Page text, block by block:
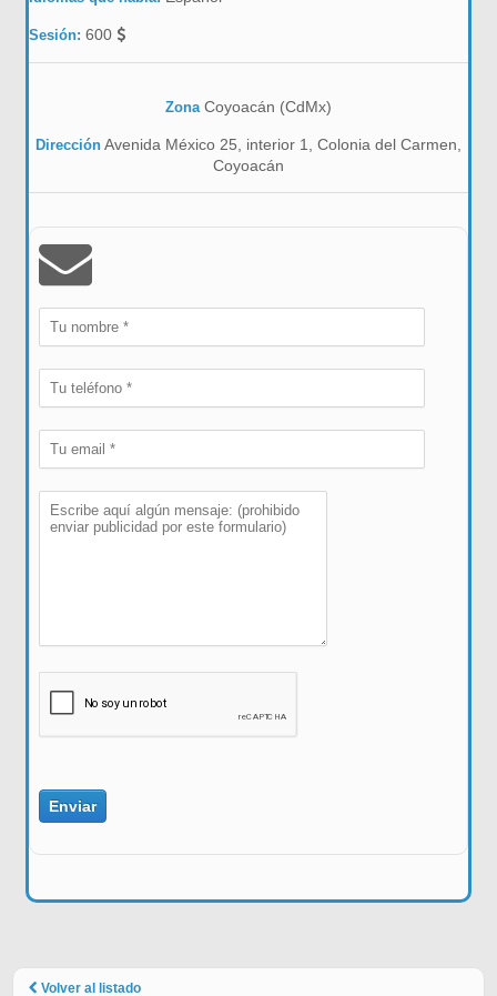
Sesión:600
Zona Coyoacán (CdMx)
Dirección Avenida México 25, interior 1, Colonia del Carmen,
Coyoacán
Volver al listado